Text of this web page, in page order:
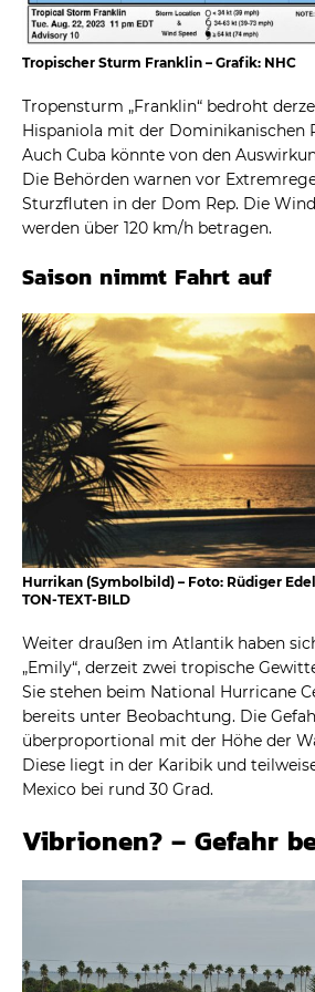
Tropischer Sturm Franklin – Grafik: NHC
Tropensturm „Franklin“ bedroht
Hispaniola mit der Dominikanischen
Auch Cuba könnte von den
Die Behörden warnen vor
Sturzfluten in der Dom Rep. Die
werden über 120 km/h betragen.
Saison nimmt Fahrt auf
Hurrikan (Symbolbild) – Foto: Rüdiger
TON-TEXT-BILD
Weiter draußen im Atlantik haben
„Emily“, derzeit zwei tropische
Sie stehen beim National Hurricane
bereits unter Beobachtung. Die
überproportional mit der Höhe der
Diese liegt in der Karibik und
Mexico bei rund 30 Grad.
Vibrionen? – Gefahr